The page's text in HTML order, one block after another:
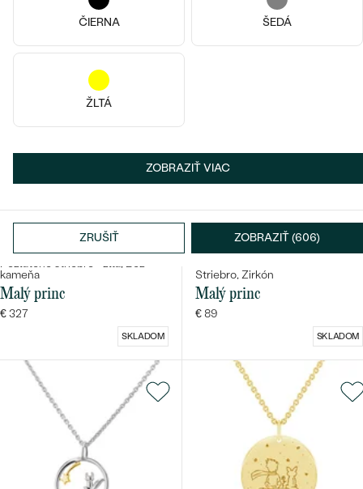
ČIERNA ŠEDÁ
ŽLTÁ
ZOBRAZIŤ VIAC
ZRUŠIŤ ZOBRAZIŤ (606)
Pozlatené striebro - žltá, Bez
kameňa
Malý princ
€ 327
SKLADOM
Striebro, Zirkón
Malý princ
€ 89
SKLADOM